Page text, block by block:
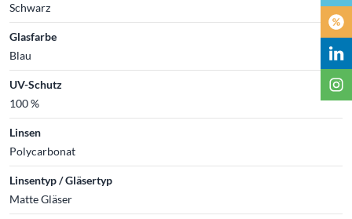
Schwarz
Glasfarbe
Blau
UV-Schutz
100 %
Linsen
Polycarbonat
Linsentyp / Gläsertyp
Matte Gläser